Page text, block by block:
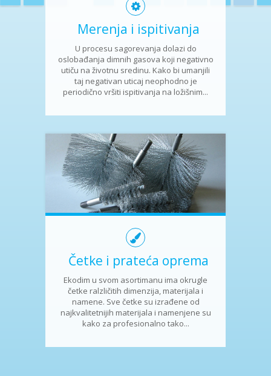
Merenja i ispitivanja
U procesu sagorevanja dolazi do
oslobađanja dimnih gasova koji negativno
utiču na životnu sredinu. Kako bi umanjili
taj negativan uticaj neophodno je
periodično vršiti ispitivanja na ložišnim...
Četke i prateća oprema
Ekodim u svom asortimanu ima okrugle
četke ralzličitih dimenzija, materijala i
namene. Sve četke su izrađene od
najkvalitetnijih materijala i namenjene su
kako za profesionalno tako...